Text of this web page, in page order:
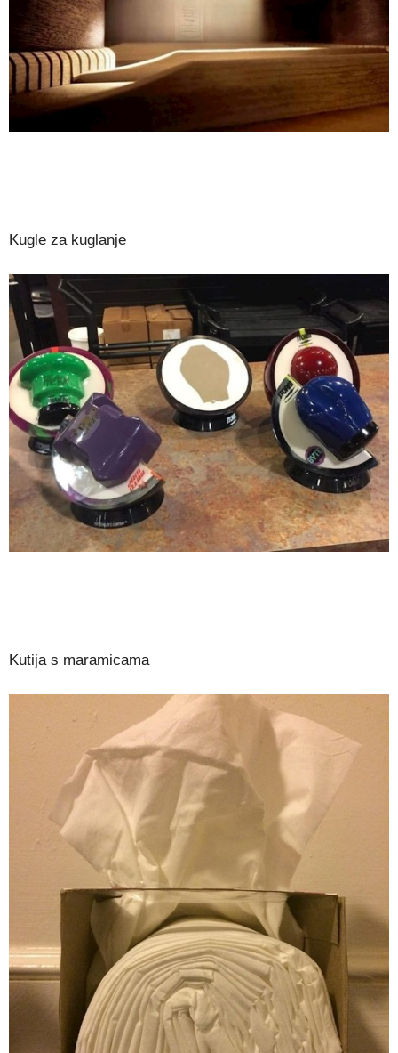
Kugle za kuglanje
Kutija s maramicama